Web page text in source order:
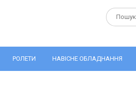
РОЛЕТИ НАВІСНЕ ОБЛАДНАННЯ